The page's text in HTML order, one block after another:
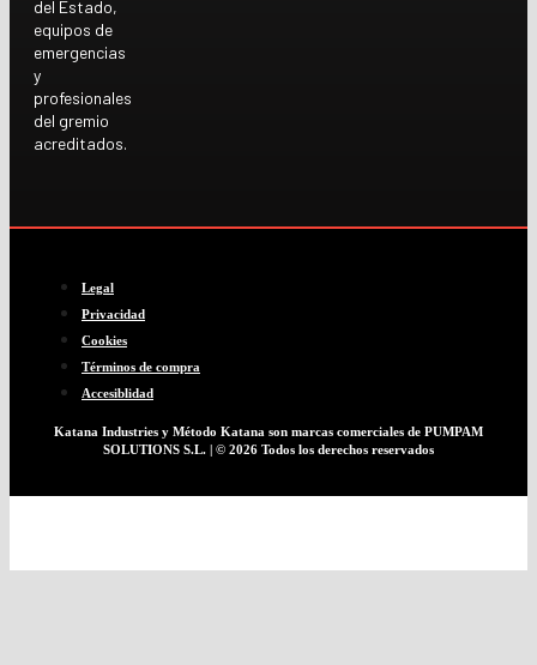
del Estado,
equipos de
emergencias
y
profesionales
del gremio
acreditados.
Legal
Privacidad
Cookies
Términos de compra
Accesiblidad
Katana Industries y Método Katana son marcas comerciales de PUMPAM
SOLUTIONS S.L. | © 2026 Todos los derechos reservados